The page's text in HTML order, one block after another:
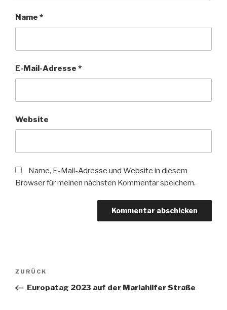
Name *
E-Mail-Adresse *
Website
Name, E-Mail-Adresse und Website in diesem
Browser für meinen nächsten Kommentar speichern.
Beitragsnavigation
Vorheriger
Beitrag
ZURÜCK
Europatag 2023 auf der Mariahilfer Straße